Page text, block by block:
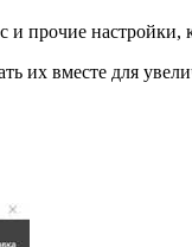
настройки,
их вместе для